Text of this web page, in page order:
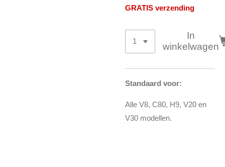
GRATIS verzending
In
winkelwagen
Standaard voor:
Alle V8, C80, H9, V20 en
V30 modellen.